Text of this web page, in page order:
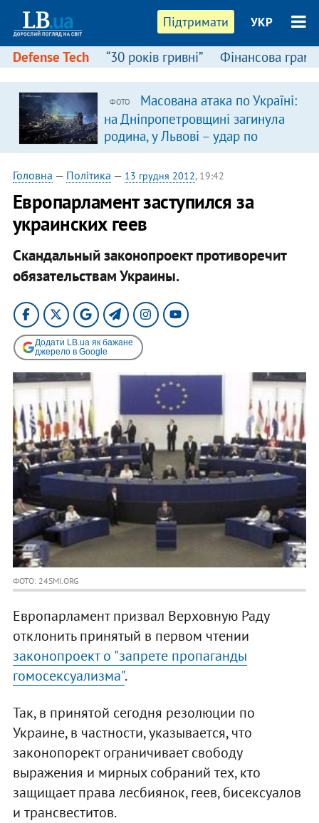
Підтримати УКР
Defense Tech “30 років гривні” Фінансова
ФОТО
Масована атака по Україні:
на Дніпропетровщині загинула
родина, у Львові – удар по
багатоповерхівках
(доповнюється)
Головна — Політика — 13 грудня 2012, 19:42
Европарламент заступился за
украинских геев
Скандальный законопроект противоречит
обязательствам Украины.
Додати LB.ua як бажане
джерело в Google
ФОТО: 24SMI.ORG
Европарламент призвал Верховную Раду
отклонить принятый в первом чтении
законопроект о "запрете пропаганды
гомосексуализма".
Так, в принятой сегодня резолюции по
Украине, в частности, указывается, что
законопорект ограничивает свободу
выражения и мирных собраний тех, кто
защищает права лесбиянок, геев, бисексуалов
и трансвеститов.